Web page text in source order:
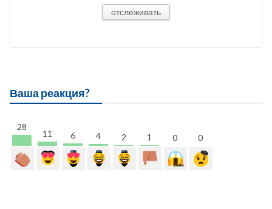
отслеживать
Ваша реакция?
28
11 6 4 2 1 0 0